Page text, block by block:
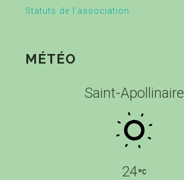
Statuts de l’association
MÉTÉO
Saint-Apollinaire
24